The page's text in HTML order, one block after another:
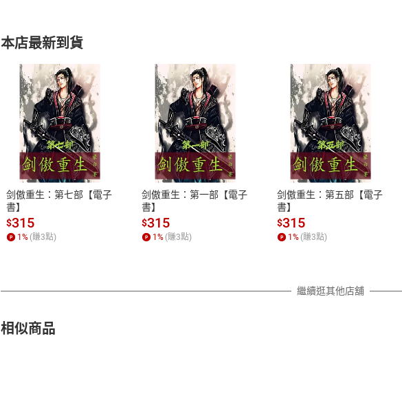
付款方式
ATM轉帳、信用卡、LINE PAY、AFTEE
退換貨規範
本店是否提供消費者保護法七日猶
之權利，遽消費者保護法及通訊交
除權合理例外情事適用準則，依商
質各有不同規定。詳細退換貨說明
照各商品說明。
本店最新到貨
剑傲重生：第七部【電子
書】
$315
1 % (賺3點)
剑傲重生：第一部【電子
書】
$315
1 % (賺3點)
剑傲重生：第五部【電子
書】
$315
1 % (賺3點)
繼續逛其他店舖
相似商品